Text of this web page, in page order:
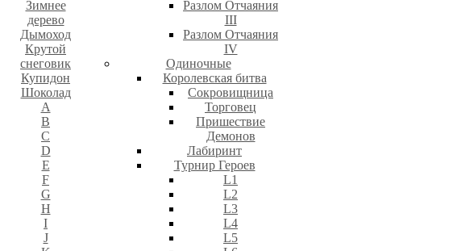
Зимнее
дерево
Дымоход
Крутой
снеговик
Купидон
Шоколад
A
B
C
D
E
F
G
H
I
J
Разлом Отчаяния
III
Разлом Отчаяния
IV
Одиночные
Королевская битва
Сокровищница
Торговец
Пришествие
Демонов
Лабиринт
Турнир Героев
L1
L2
L3
L4
L5